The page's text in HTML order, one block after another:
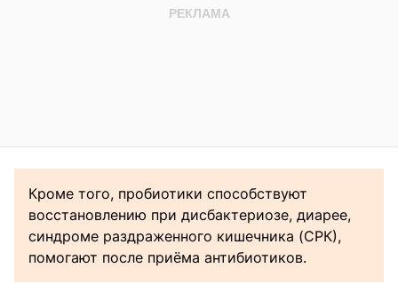
Кроме того, пробиотики способствуют
восстановлению при дисбактериозе, диарее,
синдроме раздраженного кишечника (СРК),
помогают после приёма антибиотиков.